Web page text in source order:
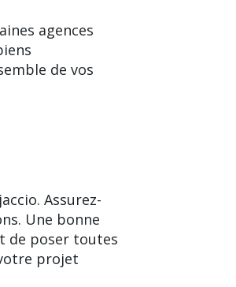
agences
de vos
Assurez-
Une bonne
de poser toutes
projet